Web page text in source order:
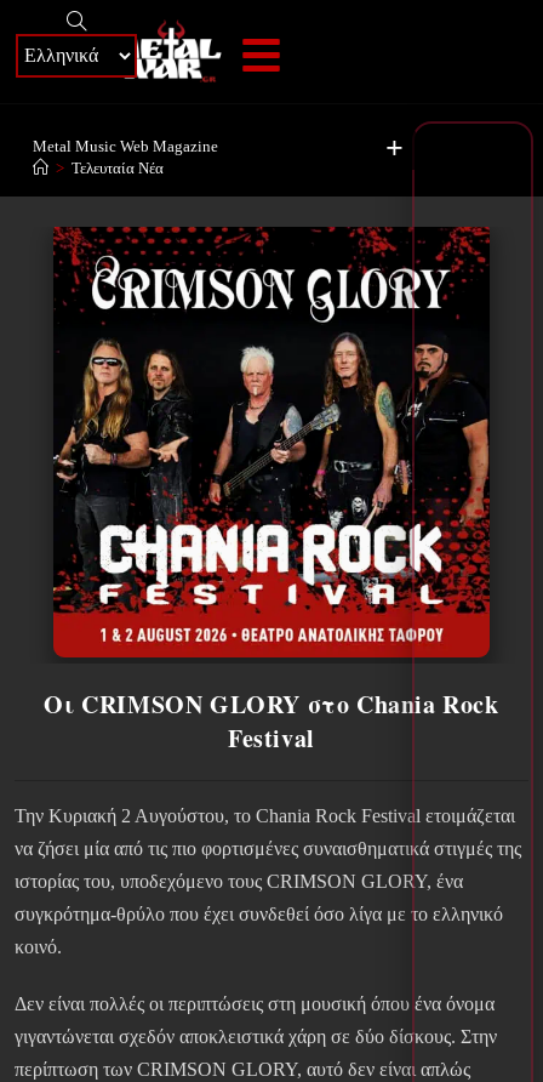
+
Metal Music Web Magazine
> Τελευταία Νέα
Οι CRIMSON GLORY στο Chania Rock
Festival
Την Κυριακή 2 Αυγούστου, το Chania Rock Festival ετοιμάζεται
να ζήσει μία από τις πιο φορτισμένες συναισθηματικά στιγμές της
ιστορίας του, υποδεχόμενο τους CRIMSON GLORY, ένα
συγκρότημα-θρύλο που έχει συνδεθεί όσο λίγα με το ελληνικό
κοινό.
Δεν είναι πολλές οι περιπτώσεις στη μουσική όπου ένα όνομα
γιγαντώνεται σχεδόν αποκλειστικά χάρη σε δύο δίσκους. Στην
περίπτωση των CRIMSON GLORY, αυτό δεν είναι απλώς